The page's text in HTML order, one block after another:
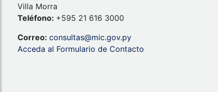
Villa Morra
Teléfono: +595 21 616 3000
Correo: consultas@mic.gov.py
Acceda al Formulario de Contacto